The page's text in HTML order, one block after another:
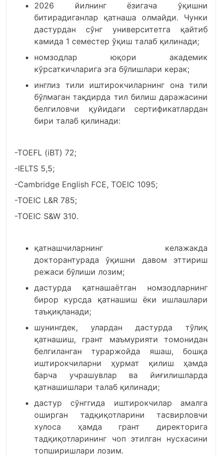
2026 йилнинг ёзигача ўқишни
битирадиганлар қатнаша олмайди. Чунки
дастурдан сўнг университетга қайтиб
камида 1 семестер ўқиш талаб қилинади;
номзодлар юқори академик
кўрсаткичларига эга бўлишлари керак;
инглиз тили иштирокчиларнинг она тили
бўлмаган тақдирда тил билиш даражасини
белгиловчи қуйидаги сертификатлардан
бири талаб қилинади:
-TOEFL (iBT) 72;
-IELTS 5,5;
-Cambridge English FCE, TOEIC 1095;
-TOEIC L&R 785;
-TOEIC S&W 310.
қатнашчиларнинг келажакда
докторантурада ўқишни давом эттириш
режаси бўлиши лозим;
дастурда қатнашаётган номзодларнинг
бирор курсда қатнашиш ёки ишлашлари
таъқиқланади;
шунингдек, улардан дастурда тўлиқ
қатнашиш, грант маъмурияти томонидан
белгиланган тураржойда яшаш, бошқа
иштирокчиларни ҳурмат қилиш ҳамда
барча учрашувлар ва йиғилишларда
қатнашишлари талаб қилинади;
дастур сўнггида иштирокчилар амалга
оширган тадқиқотларини тасвирловчи
хулоса ҳамда грант директорига
тадқиқотларининг чоп этилган нусхасини
топширишлари лозим.